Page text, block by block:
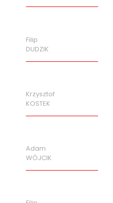
Filip
DUDZIK
Krzysztof
KOSTEK
Adam
WÓJCIK